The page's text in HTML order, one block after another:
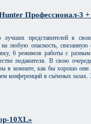
Профессионал-3
представителей в
на любую опасность,
6 режимов работы с
подавителя. В свою
в комнате, как бы хорошо
конференций в съёмных
10XL»